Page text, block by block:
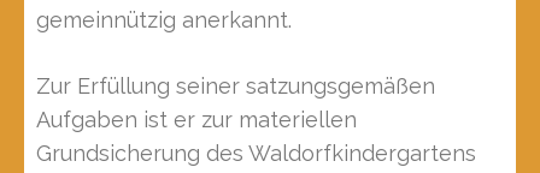
gemeinnützig anerkannt.
Zur Erfüllung seiner satzungsgemäßen
Aufgaben ist er zur materiellen
Grundsicherung des Waldorfkindergartens